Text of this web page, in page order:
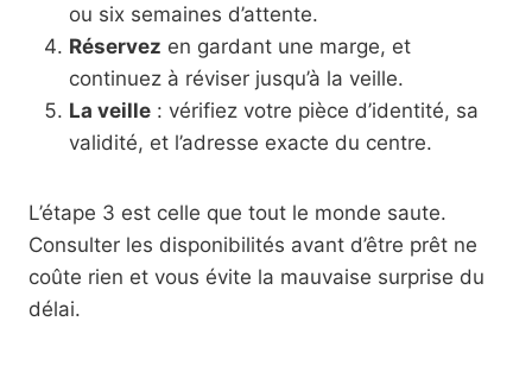
ou six semaines d’attente.
Réservez en gardant une marge, et
continuez à réviser jusqu’à la veille.
La veille : vérifiez votre pièce d’identité, sa
validité, et l’adresse exacte du centre.
L’étape 3 est celle que tout le monde saute.
Consulter les disponibilités avant d’être prêt ne
coûte rien et vous évite la mauvaise surprise du
délai.